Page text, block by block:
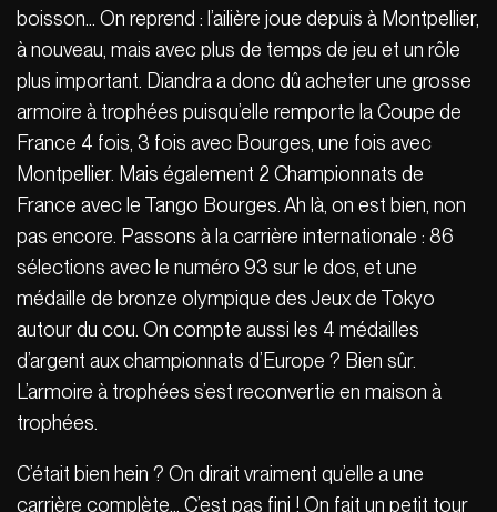
boisson… On reprend : l’ailière joue depuis à Montpellier,
à nouveau, mais avec plus de temps de jeu et un rôle
plus important. Diandra a donc dû acheter une grosse
armoire à trophées puisqu’elle remporte la Coupe de
France 4 fois, 3 fois avec Bourges, une fois avec
Montpellier. Mais également 2 Championnats de
France avec le Tango Bourges. Ah là, on est bien, non
pas encore. Passons à la carrière internationale : 86
sélections avec le numéro 93 sur le dos, et une
médaille de bronze olympique des Jeux de Tokyo
autour du cou. On compte aussi les 4 médailles
d’argent aux championnats d’Europe ? Bien sûr.
L’armoire à trophées s’est reconvertie en maison à
trophées.
C’était bien hein ? On dirait vraiment qu’elle a une
carrière complète… C’est pas fini ! On fait un petit tour